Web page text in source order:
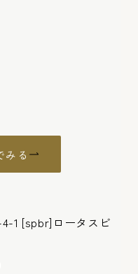
みる
1 [spbr]ロータスビ